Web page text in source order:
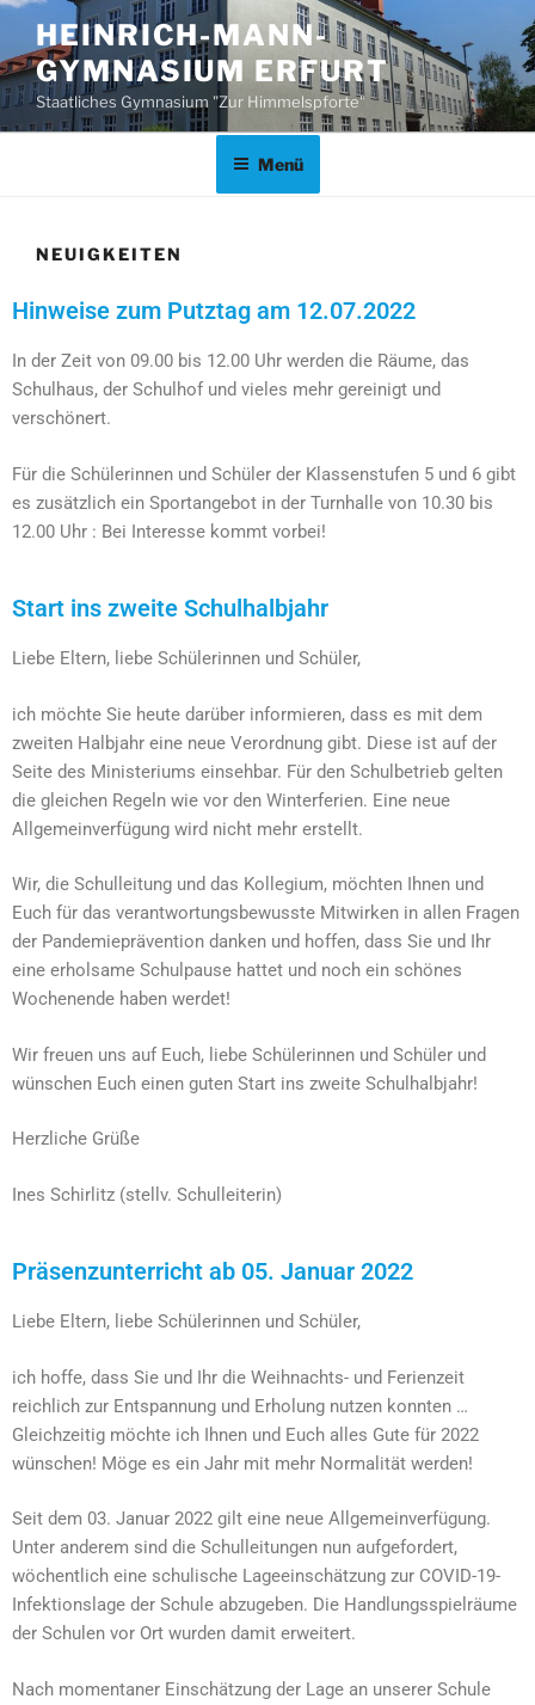
HEINRICH-MANN-
GYMNASIUM ERFURT
Staatliches Gymnasium "Zur Himmelspforte"
Menü
NEUIGKEITEN
Hinweise zum Putztag am 12.07.2022
In der Zeit von 09.00 bis 12.00 Uhr werden die Räume, das
Schulhaus, der Schulhof und vieles mehr gereinigt und
verschönert.
Für die Schülerinnen und Schüler der Klassenstufen 5 und 6 gibt
es zusätzlich ein Sportangebot in der Turnhalle von 10.30 bis
12.00 Uhr : Bei Interesse kommt vorbei!
Start ins zweite Schulhalbjahr
Liebe Eltern, liebe Schülerinnen und Schüler,
ich möchte Sie heute darüber informieren, dass es mit dem
zweiten Halbjahr eine neue Verordnung gibt. Diese ist auf der
Seite des Ministeriums einsehbar. Für den Schulbetrieb gelten
die gleichen Regeln wie vor den Winterferien. Eine neue
Allgemeinverfügung wird nicht mehr erstellt.
Wir, die Schulleitung und das Kollegium, möchten Ihnen und
Euch für das verantwortungsbewusste Mitwirken in allen Fragen
der Pandemieprävention danken und hoffen, dass Sie und Ihr
eine erholsame Schulpause hattet und noch ein schönes
Wochenende haben werdet!
Wir freuen uns auf Euch, liebe Schülerinnen und Schüler und
wünschen Euch einen guten Start ins zweite Schulhalbjahr!
Herzliche Grüße
Ines Schirlitz (stellv. Schulleiterin)
Präsenzunterricht ab 05. Januar 2022
Liebe Eltern, liebe Schülerinnen und Schüler,
ich hoffe, dass Sie und Ihr die Weihnachts- und Ferienzeit
reichlich zur Entspannung und Erholung nutzen konnten …
Gleichzeitig möchte ich Ihnen und Euch alles Gute für 2022
wünschen! Möge es ein Jahr mit mehr Normalität werden!
Seit dem 03. Januar 2022 gilt eine neue Allgemeinverfügung.
Unter anderem sind die Schulleitungen nun aufgefordert,
wöchentlich eine schulische Lageeinschätzung zur COVID-19-
Infektionslage der Schule abzugeben. Die Handlungsspielräume
der Schulen vor Ort wurden damit erweitert.
Nach momentaner Einschätzung der Lage an unserer Schule